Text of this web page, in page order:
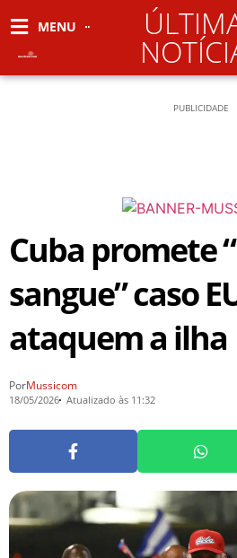
MENU
PUBLICIDADE
Cuba promete
sangue” caso
ataquem a ilha
PorMussicom
18/05/2026 Atualizado às 11:32